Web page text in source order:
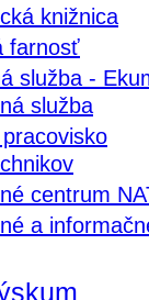
knižnica
farnosť
služba -
služba
centrum
a